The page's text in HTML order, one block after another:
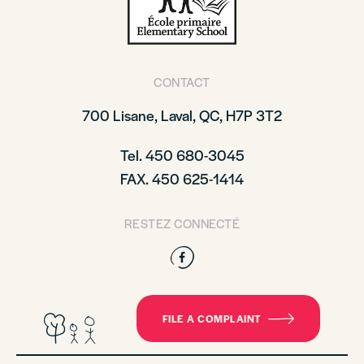
CONTACT
700 Lisane, Laval, QC, H7P 3T2
Tel. 450 680-3045
FAX. 450 625-1414
RESTEZ CONNECTÉ
Facebook
FILE A COMPLAINT